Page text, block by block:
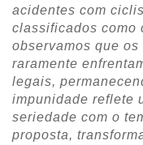
acidentes com
classificados como
observamos que
raramente
legais,
impunidade reflete
seriedade com o
proposta,